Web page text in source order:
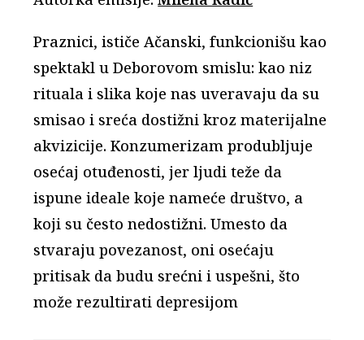
Praznici, ističe Ačanski, funkcionišu kao
spektakl u Deborovom smislu: kao niz
rituala i slika koje nas uveravaju da su
smisao i sreća dostižni kroz materijalne
akvizicije. Konzumerizam produbljuje
osećaj otuđenosti, jer ljudi teže da
ispune ideale koje nameće društvo, a
koji su često nedostižni. Umesto da
stvaraju povezanost, oni osećaju
pritisak da budu srećni i uspešni, što
može rezultirati depresijom